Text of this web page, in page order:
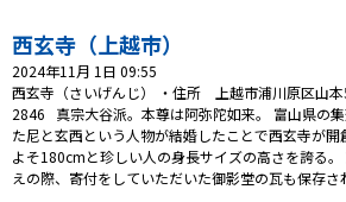
西玄寺（上越市）
2024年11月 1日 09:55
西玄寺（さいげんじ） ・住所 上越市浦川原区山
2846 真宗大谷派。本尊は阿弥陀如来。 富山県の
た尼と玄西という人物が結婚したことで西玄寺が
よそ180cmと珍しい人の身長サイズの高さを誇る
えの際、寄付をしていただいた御影堂の瓦も保存さ